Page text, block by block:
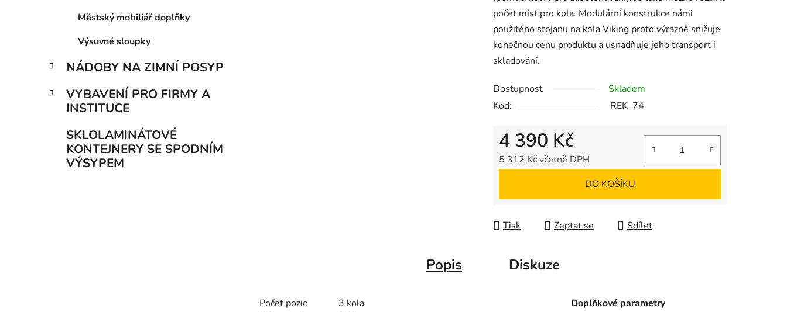
Městský mobiliář doplňky
Výsuvné sloupky
NÁDOBY NA ZIMNÍ POSYP
VYBAVENÍ PRO FIRMY A
INSTITUCE
SKLOLAMINÁTOVÉ
KONTEJNERY SE SPODNÍM
VÝSYPEM
počet míst pro kola. Modulární konstrukce námi
použitého stojanu na kola Viking proto výrazně snižuje
konečnou cenu produktu a usnadňuje jeho transport i
skladování.
Dostupnost
Skladem
Kód:
REK_74
4 390 Kč
5 312 Kč včetně DPH
DO KOŠÍKU
Tisk Zeptat se Sdílet
Popis Diskuze
Počet pozic
3 kola
Doplňkové parametry